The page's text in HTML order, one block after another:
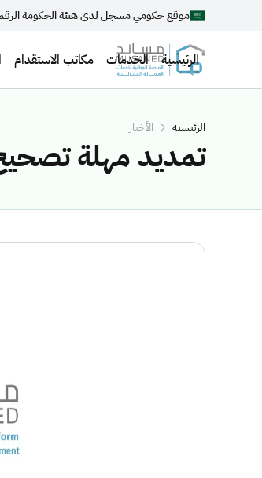
موقع حكومي مسجل لدى هيئة الحكومة
الرئيسية الخدمات مكاتب الاستقدام
الرئيسية الأخبار
تمديد مهلة